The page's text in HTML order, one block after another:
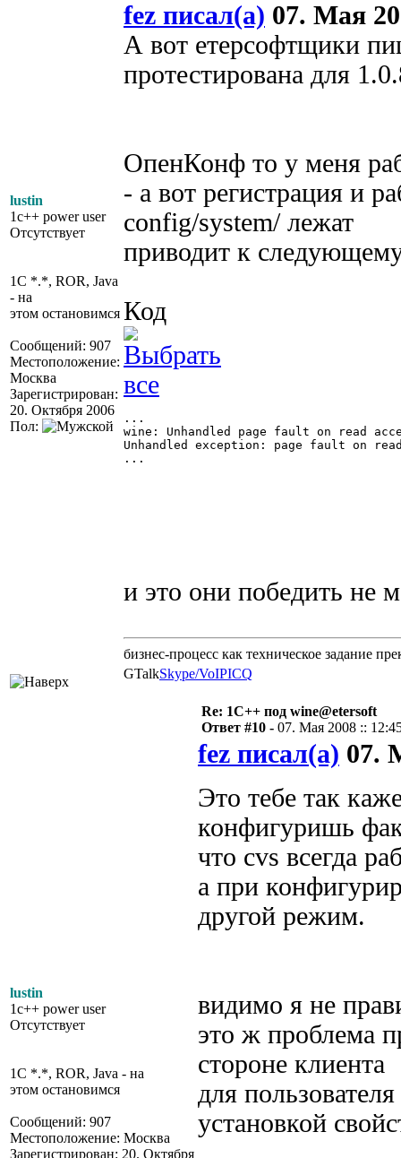
lustin
1c++ power user
Отсутствует
1C *.*, ROR, Java
- на
этом остановимся
Сообщений: 907
Местоположение:
Москва
Зарегистрирован:
20. Октября 2006
Пол:
fez писал(а) 07. Мая
А вот етерсофтщики
протестирована для
ОпенКонф то у меня
- а вот регистрация и
config/system/ лежат
приводит к
Код
...
wine: Unhandled page fault on read
Unhandled exception: page fault on
...
и это они побeдить не
бизнес-процесс как техническое задание
GTalkSkype/VoIPICQ
lustin
1c++ power user
Отсутствует
1C *.*, ROR, Java - на
этом остановимся
Сообщений: 907
Местоположение: Москва
Зарегистрирован: 20. Октября
Re: 1С++ под wine@etersoft
Ответ #10 - 07. Мая 2008 ::
fez писал(а) 07.
Это тебе так
конфигуришь
что cvs всегда
а при
другой режим.
видимо я не
это ж проблема
стороне клиента
для
установкой